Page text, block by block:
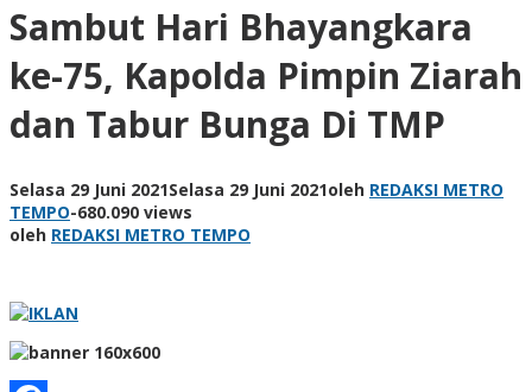
Sambut Hari Bhayangkara
ke-75, Kapolda Pimpin Ziarah
dan Tabur Bunga Di TMP
Selasa 29 Juni 2021Selasa 29 Juni 2021oleh REDAKSI METRO
TEMPO-680.090 views
oleh REDAKSI METRO TEMPO